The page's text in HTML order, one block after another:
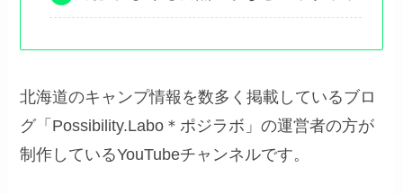
北海道のキャンプ情報を数多く掲載しているブロ
グ「Possibility.Labo＊ポジラボ」の運営者の方が
制作しているYouTubeチャンネルです。